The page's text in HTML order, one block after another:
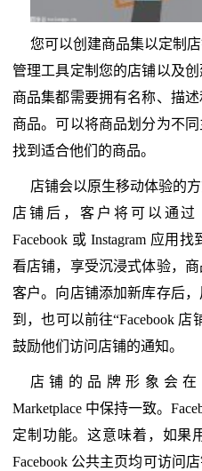
您可以创建商品集以定制
管理工具定制您的店铺以及
商品集都需要拥有名称、描
商品。可以将商品划分为不
找到适合他们的商品。
店铺会以原生移动体验的
店铺后，客户将可以通过
Facebook 或 Instagram 应用
看店铺，享受沉浸式体验，
客户。向店铺添加新库存后
到，也可以前往“Facebook
鼓励他们访问店铺的通知。
店铺的品牌形象会在
Marketplace 中保持一致。
定制功能。这意味着，如果
Facebook 公共主页均可访问